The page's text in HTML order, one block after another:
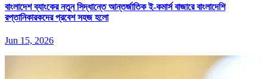
বাংলাদেশ ব্যাংকের নতুন সিদ্ধান্তে আন্তর্জাতিক ই-কমার্স বাজারে বাংলাদেশি
রপ্তানিকারকদের প্রবেশ সহজ হলো
Jun 15, 2026